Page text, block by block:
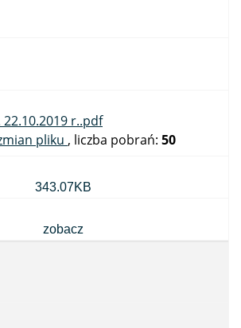
22.10.2019 r..pdf
pliku , liczba pobrań: 50
343.07KB
zobacz